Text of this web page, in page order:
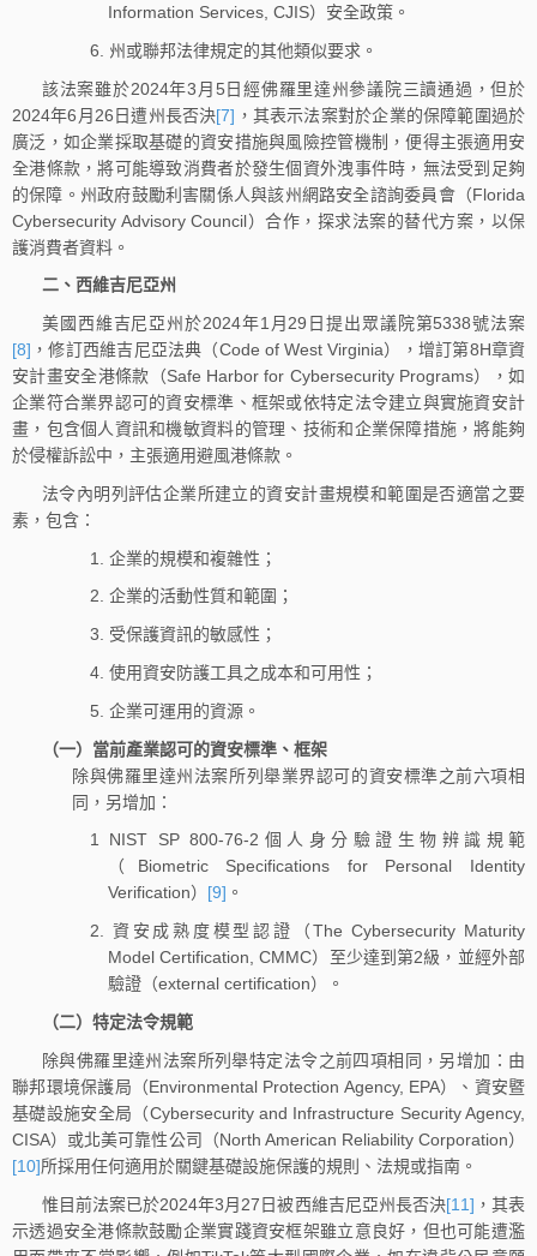
Information Services, CJIS）安全政策。
6. 州或聯邦法律規定的其他類似要求。
該法案雖於2024年3月5日經佛羅里達州參議院三讀通過，但於
2024年6月26日遭州長否決[7] ，其表示法案對於企業的保障範圍過於
廣泛，如企業採取基礎的資安措施與風險控管機制，便得主張適用安
全港條款，將可能導致消費者於發生個資外洩事件時，無法受到足夠
的保障。州政府鼓勵利害關係人與該州網路安全諮詢委員會（Florida
Cybersecurity Advisory Council）合作，探求法案的替代方案，以保
護消費者資料。
二、西維吉尼亞州
美國西維吉尼亞州於2024年1月29日提出眾議院第5338號法案
[8] ，修訂西維吉尼亞法典（Code of West Virginia），增訂第8H章資
安計畫安全港條款（Safe Harbor for Cybersecurity Programs），如
企業符合業界認可的資安標準、框架或依特定法令建立與實施資安計
畫，包含個人資訊和機敏資料的管理、技術和企業保障措施，將能夠
於侵權訴訟中，主張適用避風港條款。
法令內明列評估企業所建立的資安計畫規模和範圍是否適當之要
素，包含：
1. 企業的規模和複雜性；
2. 企業的活動性質和範圍；
3. 受保護資訊的敏感性；
4. 使用資安防護工具之成本和可用性；
5. 企業可運用的資源。
（一）當前產業認可的資安標準、框架
除與佛羅里達州法案所列舉業界認可的資安標準之前六項相
同，另增加：
1 NIST SP 800-76-2個人身分驗證生物辨識規範
（Biometric Specifications for Personal Identity
Verification） [9] 。
2. 資安成熟度模型認證（The Cybersecurity Maturity
Model Certification, CMMC）至少達到第2級，並經外部
驗證（external certification）。
（二）特定法令規範
除與佛羅里達州法案所列舉特定法令之前四項相同，另增加：由
聯邦環境保護局（Environmental Protection Agency, EPA）、資安暨
基礎設施安全局（Cybersecurity and Infrastructure Security Agency,
CISA）或北美可靠性公司（North American Reliability Corporation）
[10]所採用任何適用於關鍵基礎設施保護的規則、法規或指南。
惟目前法案已於2024年3月27日被西維吉尼亞州長否決[11] ，其表
示透過安全港條款鼓勵企業實踐資安框架雖立意良好，但也可能遭濫